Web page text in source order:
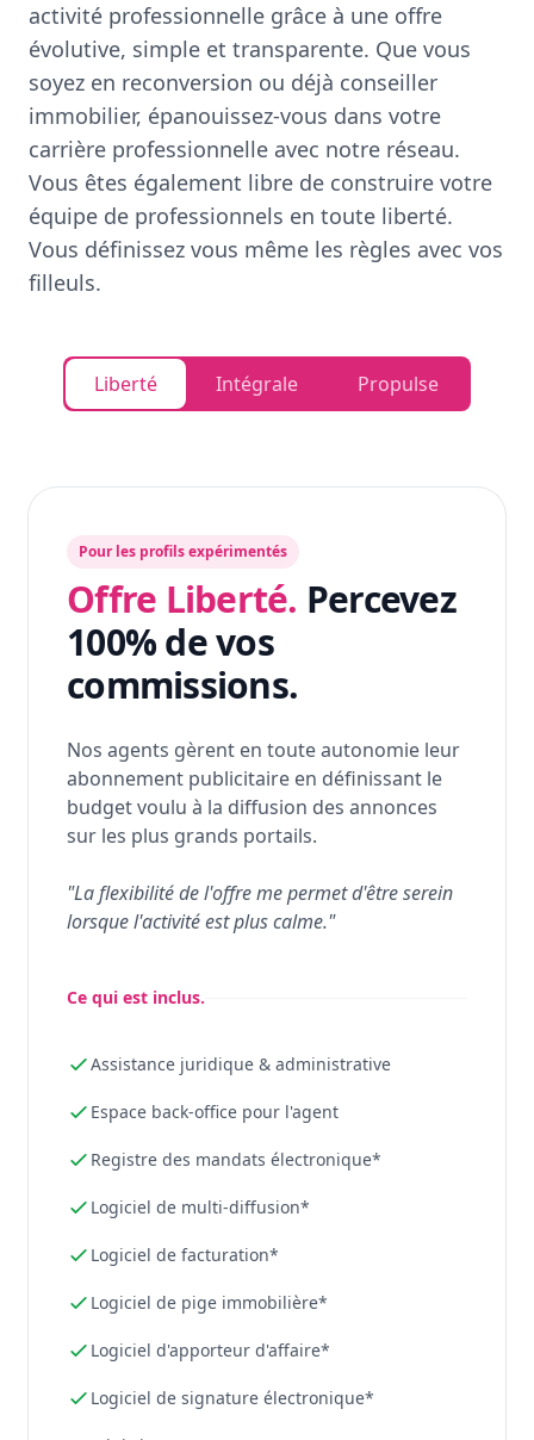
activité professionnelle grâce à une offre
évolutive, simple et transparente. Que vous
soyez en reconversion ou déjà conseiller
immobilier, épanouissez-vous dans votre
carrière professionnelle avec notre réseau.
Vous êtes également libre de construire votre
équipe de professionnels en toute liberté.
Vous définissez vous même les règles avec vos
filleuls.
Liberté Intégrale Propulse
Pour les profils expérimentés
Offre Liberté. Percevez
100% de vos
commissions.
Nos agents gèrent en toute autonomie leur
abonnement publicitaire en définissant le
budget voulu à la diffusion des annonces
sur les plus grands portails.
"La flexibilité de l'offre me permet d'être serein
lorsque l'activité est plus calme."
Ce qui est inclus.
Assistance juridique & administrative
Espace back-office pour l'agent
Registre des mandats électronique*
Logiciel de multi-diffusion*
Logiciel de facturation*
Logiciel de pige immobilière*
Logiciel d'apporteur d'affaire*
Logiciel de signature électronique*